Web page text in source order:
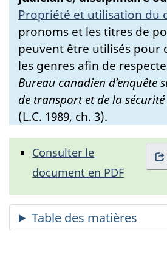
Propriété et utilisation du
pronoms et les titres de
peuvent être utilisés pour
les genres afin de
Bureau canadien d’enquête
de transport et de la
(L.C. 1989, ch. 3).
Consulter le
document en PDF